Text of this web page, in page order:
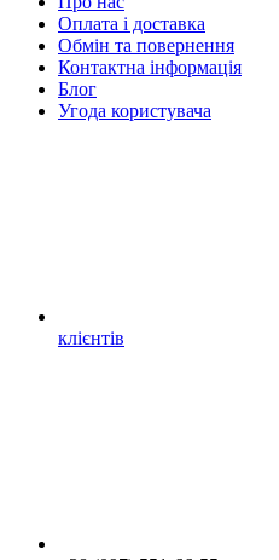
Оплата і доставка
Обмін та повернення
Контактна інформація
Блог
Угода користувача
клієнтів